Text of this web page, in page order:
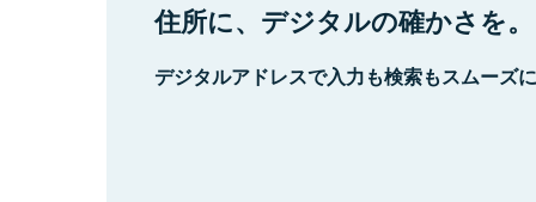
住所に、デジタルの確かさを。
デジタルアドレスで入力も検索もスムーズ